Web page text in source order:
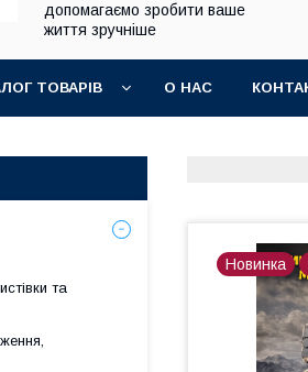
допомагаємо зробити ваше
життя зручніше
ТОВАРІВ О НАС
Новинка
та